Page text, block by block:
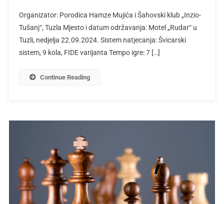
Organizator: Porodica Hamze Mujića i Šahovski klub „Inzio-
Tušanj“, Tuzla Mjesto i datum održavanja: Motel „Rudar“ u
Tuzli, nedjelja 22.09.2024. Sistem natjecanja: Švicarski
sistem, 9 kola, FIDE varijanta Tempo igre: 7 […]
Continue Reading